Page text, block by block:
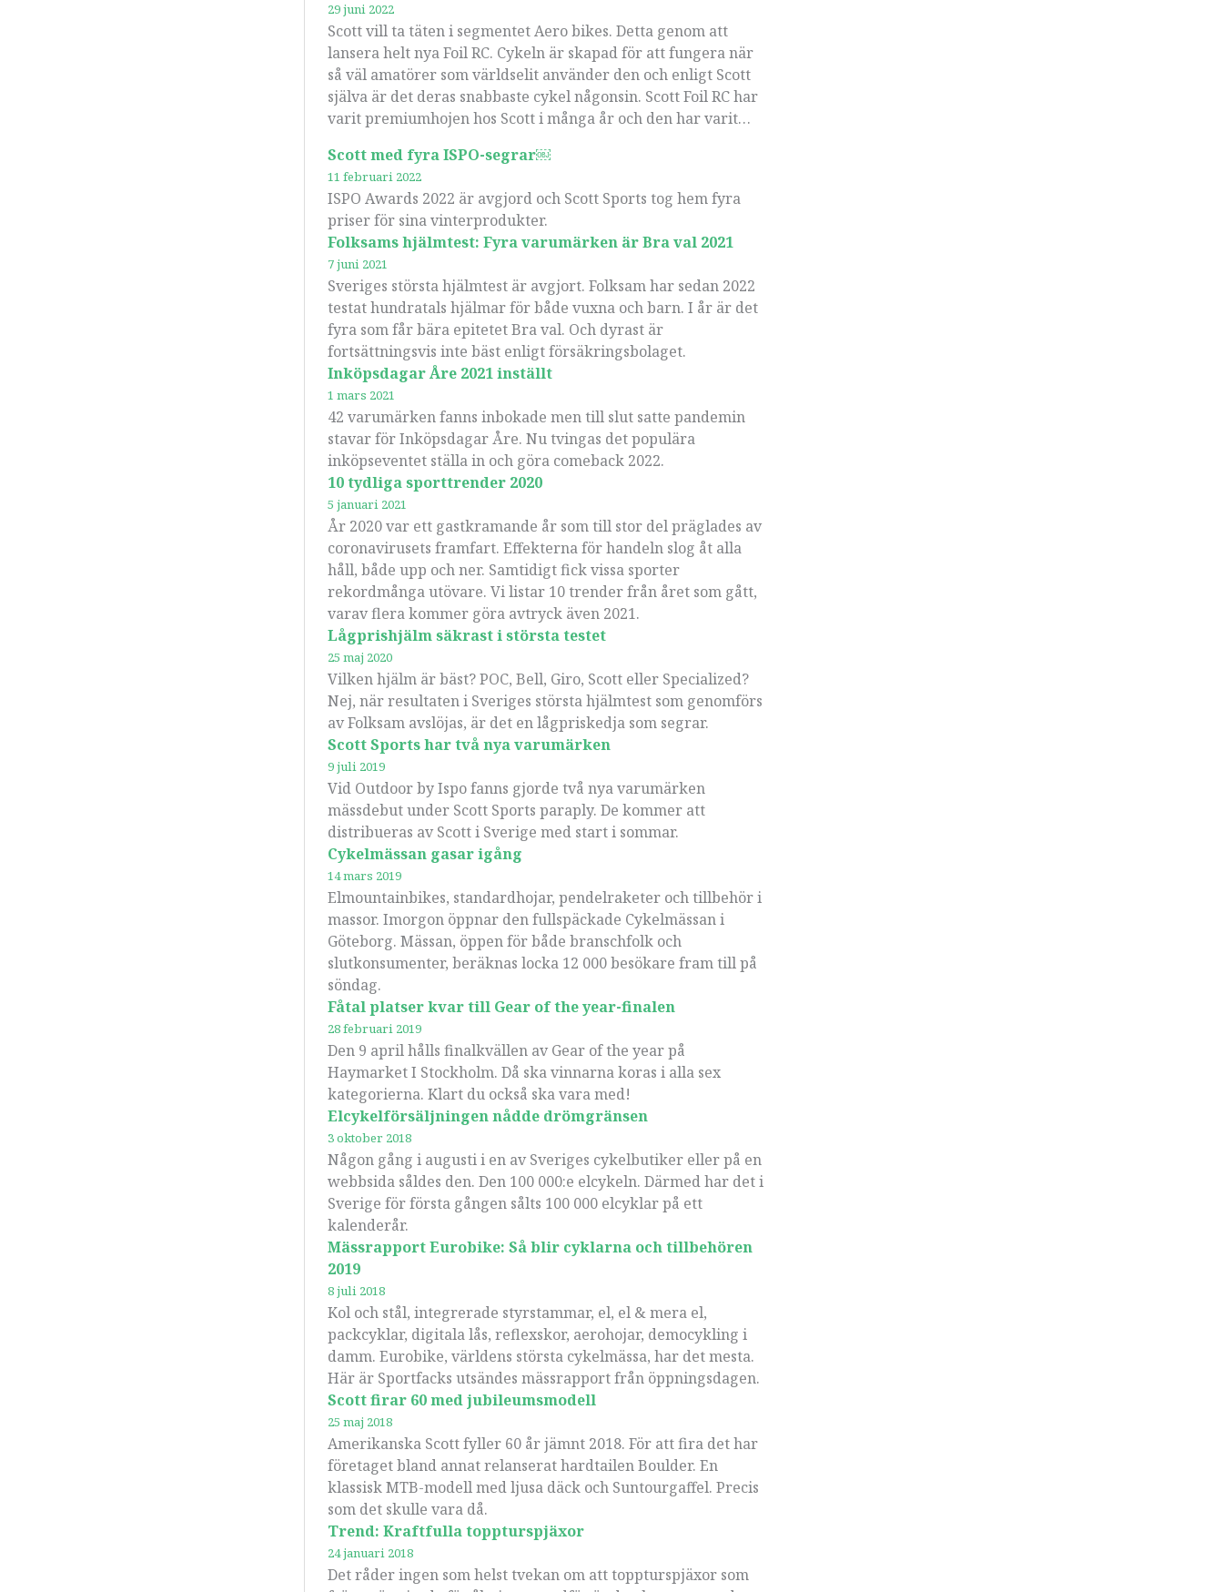
29 juni 2022
Scott vill ta täten i segmentet Aero bikes. Detta genom att
lansera helt nya Foil RC. Cykeln är skapad för att fungera när
så väl amatörer som världselit använder den och enligt Scott
själva är det deras snabbaste cykel någonsin. Scott Foil RC har
varit premiumhojen hos Scott i många år och den har varit…
Scott med fyra ISPO-segrar￼
11 februari 2022
ISPO Awards 2022 är avgjord och Scott Sports tog hem fyra
priser för sina vinterprodukter.
Folksams hjälmtest: Fyra varumärken är Bra val 2021
7 juni 2021
Sveriges största hjälmtest är avgjort. Folksam har sedan 2022
testat hundratals hjälmar för både vuxna och barn. I år är det
fyra som får bära epitetet Bra val. Och dyrast är
fortsättningsvis inte bäst enligt försäkringsbolaget.
Inköpsdagar Åre 2021 inställt
1 mars 2021
42 varumärken fanns inbokade men till slut satte pandemin
stavar för Inköpsdagar Åre. Nu tvingas det populära
inköpseventet ställa in och göra comeback 2022.
10 tydliga sporttrender 2020
5 januari 2021
År 2020 var ett gastkramande år som till stor del präglades av
coronavirusets framfart. Effekterna för handeln slog åt alla
håll, både upp och ner. Samtidigt fick vissa sporter
rekordmånga utövare. Vi listar 10 trender från året som gått,
varav flera kommer göra avtryck även 2021.
Lågprishjälm säkrast i största testet
25 maj 2020
Vilken hjälm är bäst? POC, Bell, Giro, Scott eller Specialized?
Nej, när resultaten i Sveriges största hjälmtest som genomförs
av Folksam avslöjas, är det en lågpriskedja som segrar.
Scott Sports har två nya varumärken
9 juli 2019
Vid Outdoor by Ispo fanns gjorde två nya varumärken
mässdebut under Scott Sports paraply. De kommer att
distribueras av Scott i Sverige med start i sommar.
Cykelmässan gasar igång
14 mars 2019
Elmountainbikes, standardhojar, pendelraketer och tillbehör i
massor. Imorgon öppnar den fullspäckade Cykelmässan i
Göteborg. Mässan, öppen för både branschfolk och
slutkonsumenter, beräknas locka 12 000 besökare fram till på
söndag.
Fåtal platser kvar till Gear of the year-finalen
28 februari 2019
Den 9 april hålls finalkvällen av Gear of the year på
Haymarket I Stockholm. Då ska vinnarna koras i alla sex
kategorierna. Klart du också ska vara med!
Elcykelförsäljningen nådde drömgränsen
3 oktober 2018
Någon gång i augusti i en av Sveriges cykelbutiker eller på en
webbsida såldes den. Den 100 000:e elcykeln. Därmed har det i
Sverige för första gången sålts 100 000 elcyklar på ett
kalenderår.
Mässrapport Eurobike: Så blir cyklarna och tillbehören
2019
8 juli 2018
Kol och stål, integrerade styrstammar, el, el & mera el,
packcyklar, digitala lås, reflexskor, aerohojar, democykling i
damm. Eurobike, världens största cykelmässa, har det mesta.
Här är Sportfacks utsändes mässrapport från öppningsdagen.
Scott firar 60 med jubileumsmodell
25 maj 2018
Amerikanska Scott fyller 60 år jämnt 2018. För att fira det har
företaget bland annat relanserat hardtailen Boulder. En
klassisk MTB-modell med ljusa däck och Suntourgaffel. Precis
som det skulle vara då.
Trend: Kraftfulla toppturspjäxor
24 januari 2018
Det råder ingen som helst tvekan om att toppturspjäxor som